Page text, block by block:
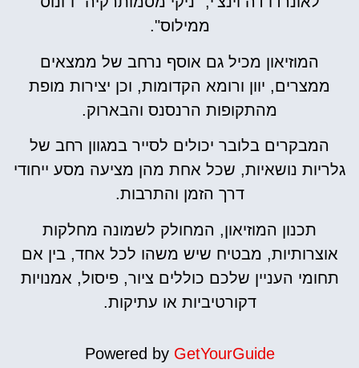
ממילוס".
המוזיאון מכיל גם אוסף נרחב של ממצאים
ממצרים, יוון ורומא הקדומות, וכן יצירות מופת
מהתקופות הרנסנס והבארוק.
המבקרים בלובר יכולים לסייר במגוון רחב של
גלריות נושאיות, שכל אחת מהן מציעה מסע ייחודי
דרך הזמן והתרבות.
תכנון המוזיאון, המחולק לשמונה מחלקות
אוצרותיות, מבטיח שיש משהו לכל אחד, בין אם
תחומי העניין שלכם כוללים ציור, פיסול, אמנויות
דקורטיביות או עתיקות.
Powered by GetYourGuide